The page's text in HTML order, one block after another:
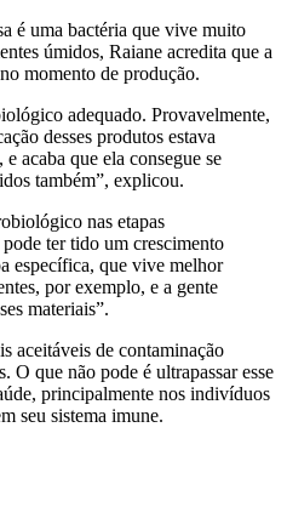
é uma bactéria que vive muito
úmidos, Raiane acredita que a
momento de produção.
adequado. Provavelmente,
desses produtos estava
acaba que ela consegue se
também”, explicou.
nas etapas
ter tido um crescimento
específica, que vive melhor
por exemplo, e a gente
materiais”.
aceitáveis de contaminação
O que não pode é ultrapassar esse
principalmente nos indivíduos
seu sistema imune.